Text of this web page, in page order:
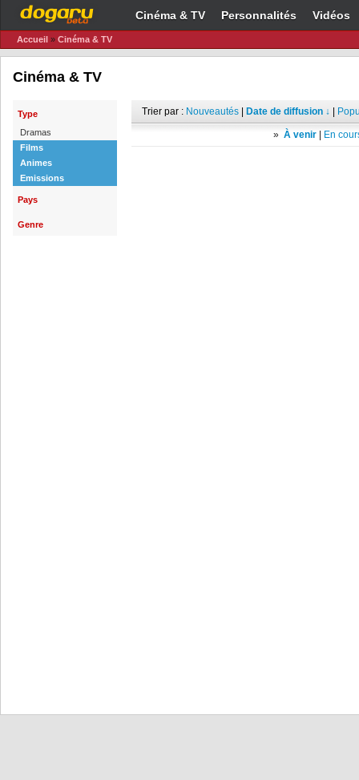
Cinéma & TV Personnalités Vidéos
Accueil » Cinéma & TV
Cinéma & TV
Type
Dramas
Films
Animes
Emissions
Pays
Genre
Trier par : Nouveautés Date de diffusion ↓
» À venir En